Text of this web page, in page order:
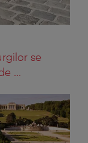
se
...